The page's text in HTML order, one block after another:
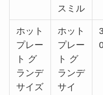
スミル
ホット
プレー
ト グ
ランデ
サイズ
ホット
プレー
ト グ
ランデ
サイ